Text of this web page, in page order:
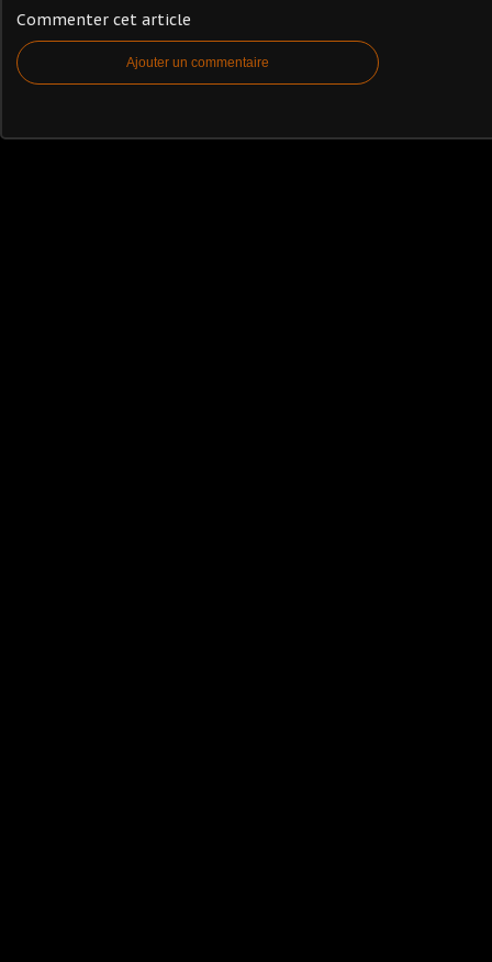
Commenter cet article
Ajouter un commentaire